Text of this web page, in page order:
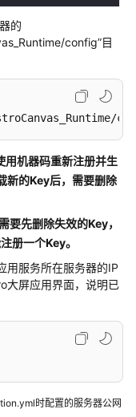
的
config”目
用机器码重新注册并生
新的Key后，需要删除
要先删除失效的Key，
册一个Key。
用服务所在服务器的IP
大屏应用界面，说明已
时配置的服务器公网